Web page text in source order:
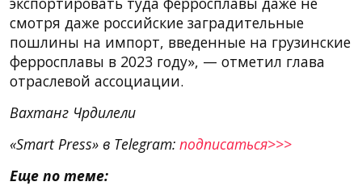
смотря даже российские заградительные
пошлины на импорт, введенные на грузинские
ферросплавы в 2023 году», — отметил глава
отраслевой ассоциации.
Вахтанг Чрдилели
«Smart Press» в Telegram: подписаться>>>
Еще по теме: